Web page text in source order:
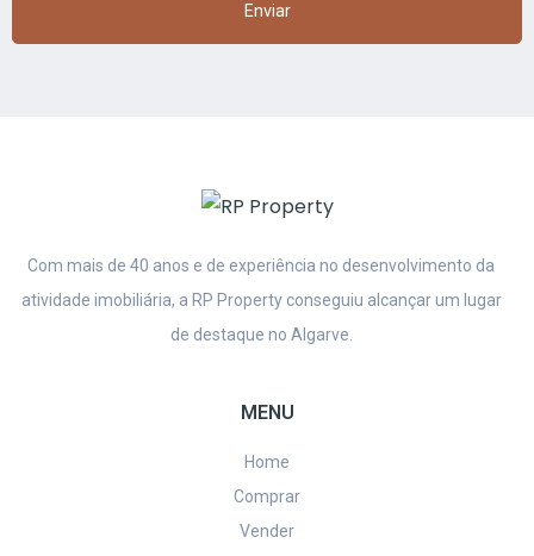
Enviar
Com mais de 40 anos e de experiência no desenvolvimento da
atividade imobiliária, a RP Property conseguiu alcançar um lugar
de destaque no Algarve.
MENU
Home
Comprar
Vender